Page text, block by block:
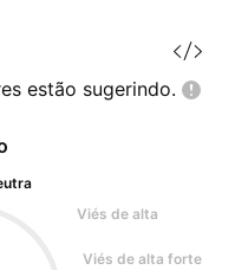
estão sugerindo.
Viés de alta
Viés de alta forte